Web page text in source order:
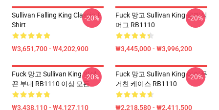
Sullivan Falling King Classic T-
Shirt
₩3,651,700 - ₩4,202,900
-20%
Fuck 망고 Sullivan King 클래식
머그 RB1110
₩3,445,000 - ₩3,996,200
-20%
Fuck 망고 Sullivan King 인쇄
끈 부대 RB1110 이상 모든
₩3,438,110 - ₩4,127,110
-20%
Fuck 망고 Sullivan King 아이폰
거친 케이스 RB1110
₩2,218,580 - ₩2,411,500
-20%